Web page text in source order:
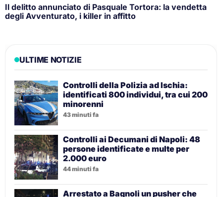
Il delitto annunciato di Pasquale Tortora: la vendetta
degli Avventurato, i killer in affitto
ULTIME NOTIZIE
Controlli della Polizia ad Ischia:
identificati 800 individui, tra cui 200
minorenni
43 minuti fa
Controlli ai Decumani di Napoli: 48
persone identificate e multe per
2.000 euro
44 minuti fa
Arrestato a Bagnoli un pusher che